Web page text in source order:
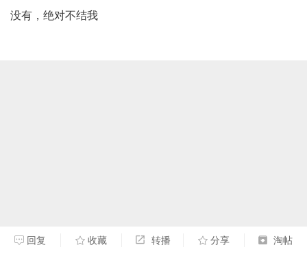
没有，绝对不结我
回复 收藏 转播 分享 淘帖